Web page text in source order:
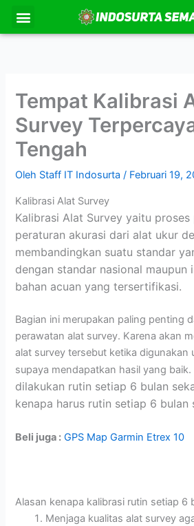
konten
Menu
Tempat Kalibrasi
Survey
Tengah
Oleh Staff IT Indosurta/ Februari 19,
Kalibrasi Alat Survey
Kalibrasi Alat Survey yaitu proses
peraturan akurasi dari alat ukur
membandingkan suatu standar
dengan standar nasional maupun
bahan acuan yang tersertifikasi.
Bagian ini merupakan paling penting
perawatan alat survey. Karena akan
alat survey tersebut ketika digunakan
supaya mendapatkan hasil yang baik.
dilakukan rutin setiap 6 bulan
kenapa harus rutin setiap 6 bulan
Beli juga : GPS Map Garmin Etrex 10
Alasan kenapa kalibrasi rutin setiap 6
Menjaga kualitas alat survey